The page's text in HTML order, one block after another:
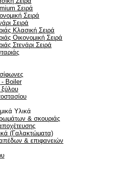
Σειρά
Σειρά
Σειρά
Κλασική Σειρά
Οικονομική Σειρά
Στενάρι Σειρά
- Boiler
Υλικά
& σκουριάς
(Γαλακτώματα)
& επιφανειών